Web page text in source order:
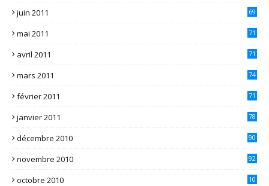
juin 2011 69
mai 2011 71
avril 2011 71
mars 2011 74
février 2011 71
janvier 2011 78
décembre 2010 90
novembre 2010 92
octobre 2010
10